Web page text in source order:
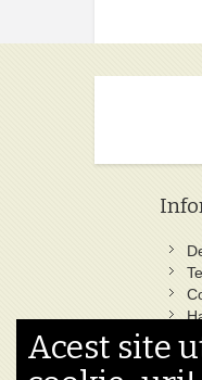
Acest site